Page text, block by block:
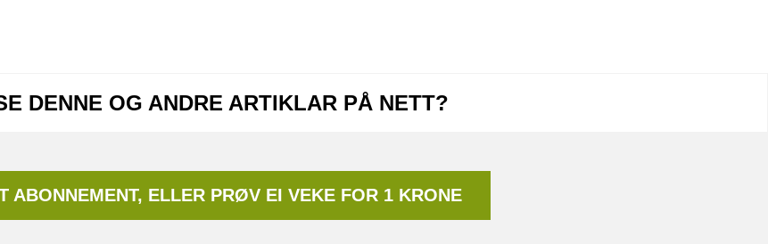
DENNE OG ANDRE ARTIKLAR PÅ NETT?
ABONNEMENT, ELLER PRØV EI VEKE FOR 1 KRONE